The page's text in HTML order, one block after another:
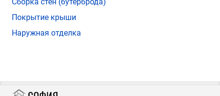
Покрытие крыши
Наружная отделка